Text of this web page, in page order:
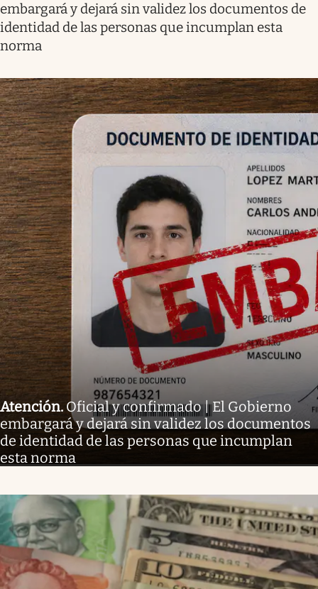
embargará y dejará sin validez los documentos de
identidad de las personas que incumplan esta
norma
Atención. Oficial y confirmado | El Gobierno
embargará y dejará sin validez los documentos
de identidad de las personas que incumplan
esta norma